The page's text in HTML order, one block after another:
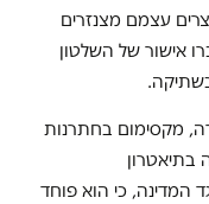
עצמם מצנזרים
אישור של השלטון
מקסימום בחתרנות
בתיאטרון
המדינה, כי הוא פוחד